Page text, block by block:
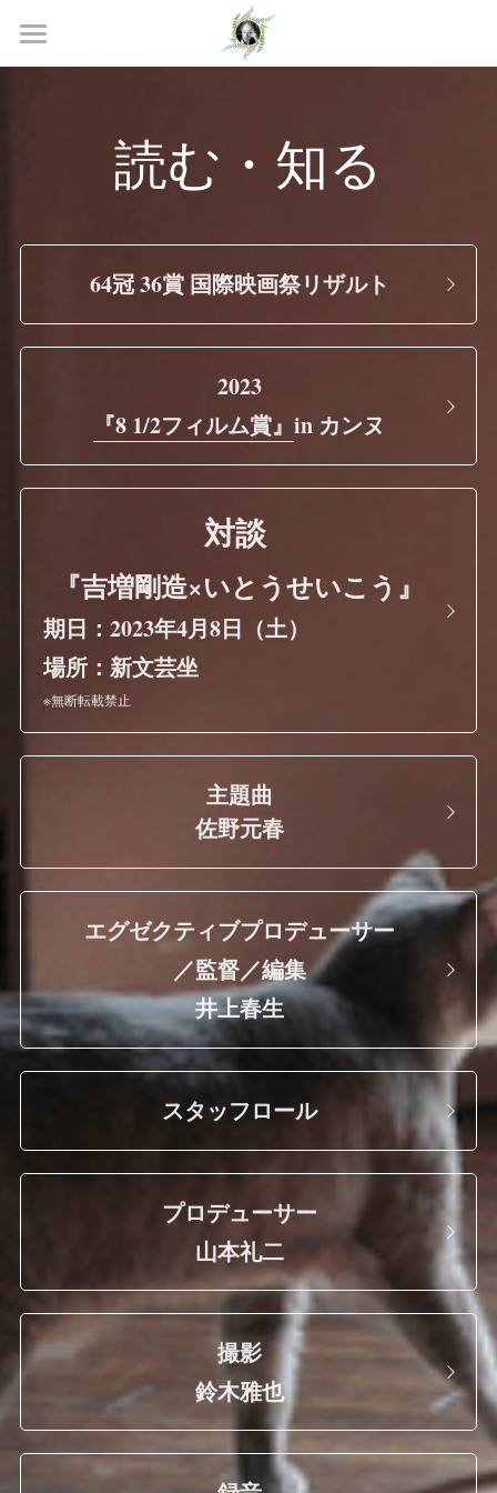
TOP
VOICE
パンフレット
Eng
読む・知る
64冠 36賞 国際映画祭リザルト
2023
『8 1/2フィルム賞』in カンヌ
対談
『吉増剛造×いとうせいこう』
期日：2023年4月8日（土）
場所：新文芸坐
※無断転載禁止
主題曲
佐野元春
エグゼクティブプロデューサー
／監督／編集
井上春生
スタッフロール
プロデューサー
山本礼二
撮影
鈴木雅也
ストアカテゴリー